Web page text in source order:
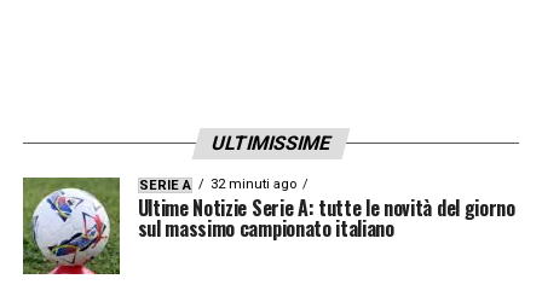
ULTIMISSIME
SERIE A 32 minuti ago
Ultime Notizie Serie A: tutte le novità del giorno
sul massimo campionato italiano